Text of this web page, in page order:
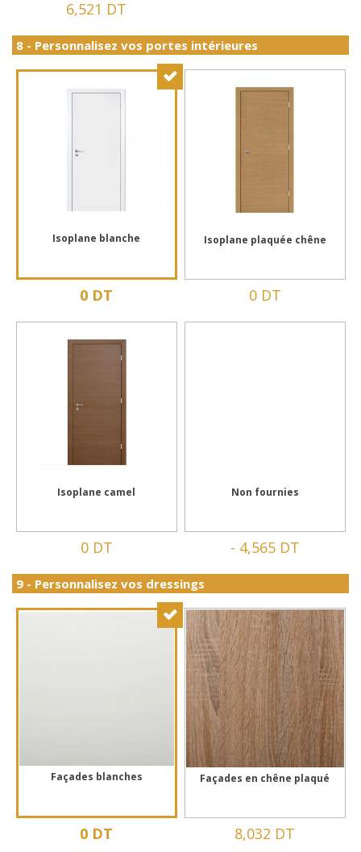
6,521 DT
8 - Personnalisez vos portes intérieures
Isoplane blanche
0 DT
Isoplane plaquée chêne
0 DT
Isoplane camel
0 DT
Non fournies
- 4,565 DT
9 - Personnalisez vos dressings
Façades blanches
0 DT
Façades en chêne plaqué
8,032 DT